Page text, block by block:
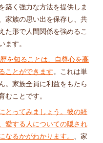
築く強力な方法を提供しま
家族の思い出を保存し、共
た形で人間関係を強めるこ
す。
を知ることは、自尊心を高
ことができます。これは単
。家族全員に利益をもたら
ことです。
とってみましょう。彼の経
愛する人についての隠され
るかがわかります。 、家